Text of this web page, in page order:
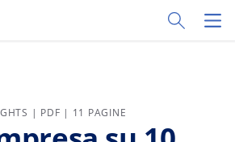
principale
Toggle
| PDF | 11 PAGINE